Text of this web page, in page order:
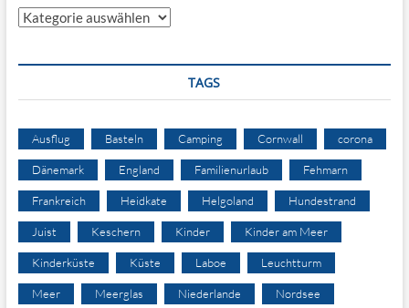
Kategorien
TAGS
Ausflug Basteln Camping Cornwall corona
Dänemark England Familienurlaub Fehmarn
Frankreich Heidkate Helgoland Hundestrand
Juist Keschern Kinder Kinder am Meer
Kinderküste Küste Laboe Leuchtturm
Meer Meerglas Niederlande Nordsee